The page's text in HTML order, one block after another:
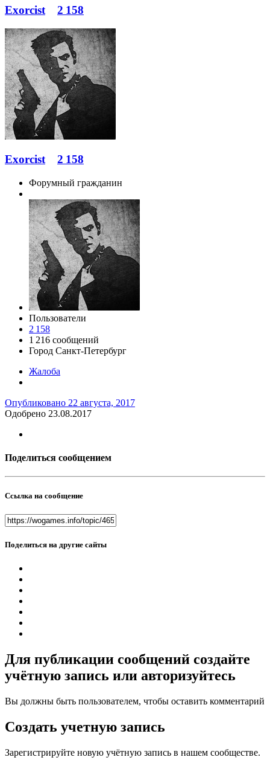
Exorcist 2 158
Exorcist 2 158
Форумный гражданин
Пользователи
2 158
1 216 сообщений
Город Санкт-Петербург
Жалоба
Опубликовано 22 августа, 2017
Одобрено 23.08.2017
Поделиться сообщением
Ссылка на сообщение
Поделиться на другие сайты
Для публикации сообщений создайте
учётную запись или авторизуйтесь
Вы должны быть пользователем, чтобы оставить комментарий
Создать учетную запись
Зарегистрируйте новую учётную запись в нашем сообществе.